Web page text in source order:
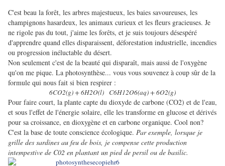
C'est beau la forêt, les arbres majestueux, les baies savoureuses, les
champignons hasardeux, les animaux curieux et les fleurs gracieuses. Je
ne rigole pas du tout, j'aime les forêts, et je suis toujours désespéré
d'apprendre quand elles disparaissent, déforestation industrielle, incendies
ou progression inéluctable du désert.
Non seulement c'est de la beauté qui disparaît, mais aussi de l'oxygène
qu'on me pique. La photosynthèse... vous vous souvenez à coup sûr de la
formule qui nous fait si bien respirer :
6CO2(g) + 6H2O(l) C6H12O6(aq) + 6O2(g)
Pour faire court, la plante capte du dioxyde de carbone (CO2) et de l'eau,
et sous l'effet de l'énergie solaire, elle les transforme en glucose et dérivés
pour sa croissance, en dioxygène et en carbone organique. Cool non?
C'est la base de toute conscience écologique. Par exemple, lorsque je
grille des sardines au feu de bois, je compense cette production
intempestive de C02 en plantant un pied de persil ou de basilic.